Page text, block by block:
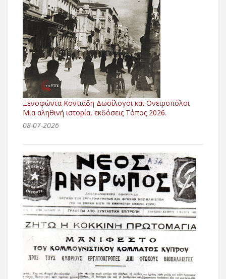
Ξενοφώντα Κοντιάδη Δωσίλογοι και Ονειροπόλοι
Μια αληθινή ιστορία, εκδόσεις Τόπος 2026.
08-07-2026